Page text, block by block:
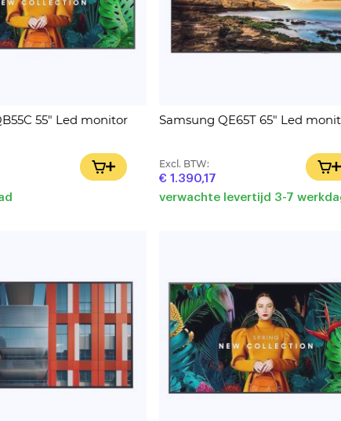
55" Led monitor
IN WINKELWAGEN
Samsung QE65T 65" Led
Excl. BTW:
€ 1.390,17
verwachte levertijd 3-7